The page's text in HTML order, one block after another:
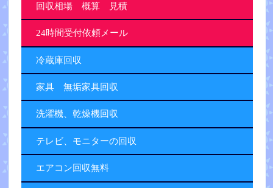
回収相場 概算 見積
24時間受付依頼メール
冷蔵庫回収
家具 無垢家具回収
洗濯機、乾燥機回収
テレビ、モニターの回収
エアコン回収無料